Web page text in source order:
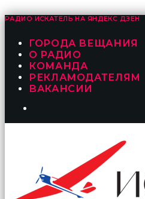
РАДИО ИСКАТЕЛЬ НА ЯНДЕКС ДЗЕН
ГОРОДА ВЕЩАНИЯ
О РАДИО
КОМАНДА
РЕКЛАМОДАТЕЛЯМ
ВАКАНСИИ